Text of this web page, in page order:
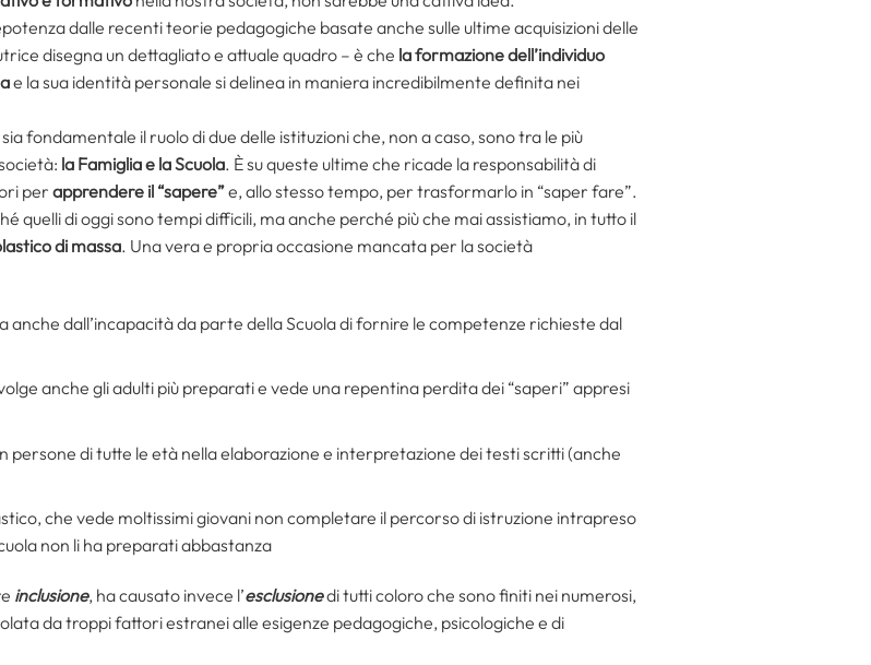
dalle recenti teorie pedagogiche basate anche sulle ultime acquisizioni delle
disegna un dettagliato e attuale quadro – è che la formazione dell’individuo
e la sua identità personale si delinea in maniera incredibilmente definita nei
fondamentale il ruolo di due delle istituzioni che, non a caso, sono tra le più
la Famiglia e la Scuola. È su queste ultime che ricade la responsabilità di
per apprendere il “sapere”e, allo stesso tempo, per trasformarlo in “saper fare”.
quelli di oggi sono tempi difficili, ma anche perché più che mai assistiamo, in tutto il
di massa. Una vera e propria occasione mancata per la società
anche dall’incapacità da parte della Scuola di fornire le competenze richieste dal
anche gli adulti più preparati e vede una repentina perdita dei “saperi” appresi
persone di tutte le età nella elaborazione e interpretazione dei testi scritti (anche
che vede moltissimi giovani non completare il percorso di istruzione intrapreso
non li ha preparati abbastanza
inclusione, ha causato invece l’esclusionedi tutti coloro che sono finiti nei numerosi,
da troppi fattori estranei alle esigenze pedagogiche, psicologiche e di